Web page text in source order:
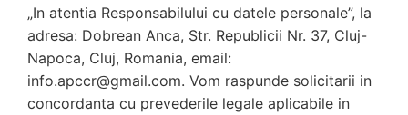
„In atentia Responsabilului cu datele personale”, la
adresa: Dobrean Anca, Str. Republicii Nr. 37, Cluj-
Napoca, Cluj, Romania, email:
info.apccr@gmail.com. Vom raspunde solicitarii in
concordanta cu prevederile legale aplicabile in